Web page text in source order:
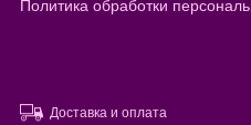
Политика обработки
Доставка и оплата